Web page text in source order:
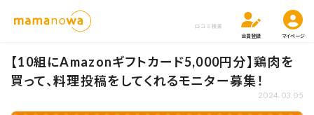
口コミ検索
会員登録
マイページ
【10組にAmazonギフトカード5,000円分】鶏肉を
買って、料理投稿をしてくれるモニター募集！
2024.03.05